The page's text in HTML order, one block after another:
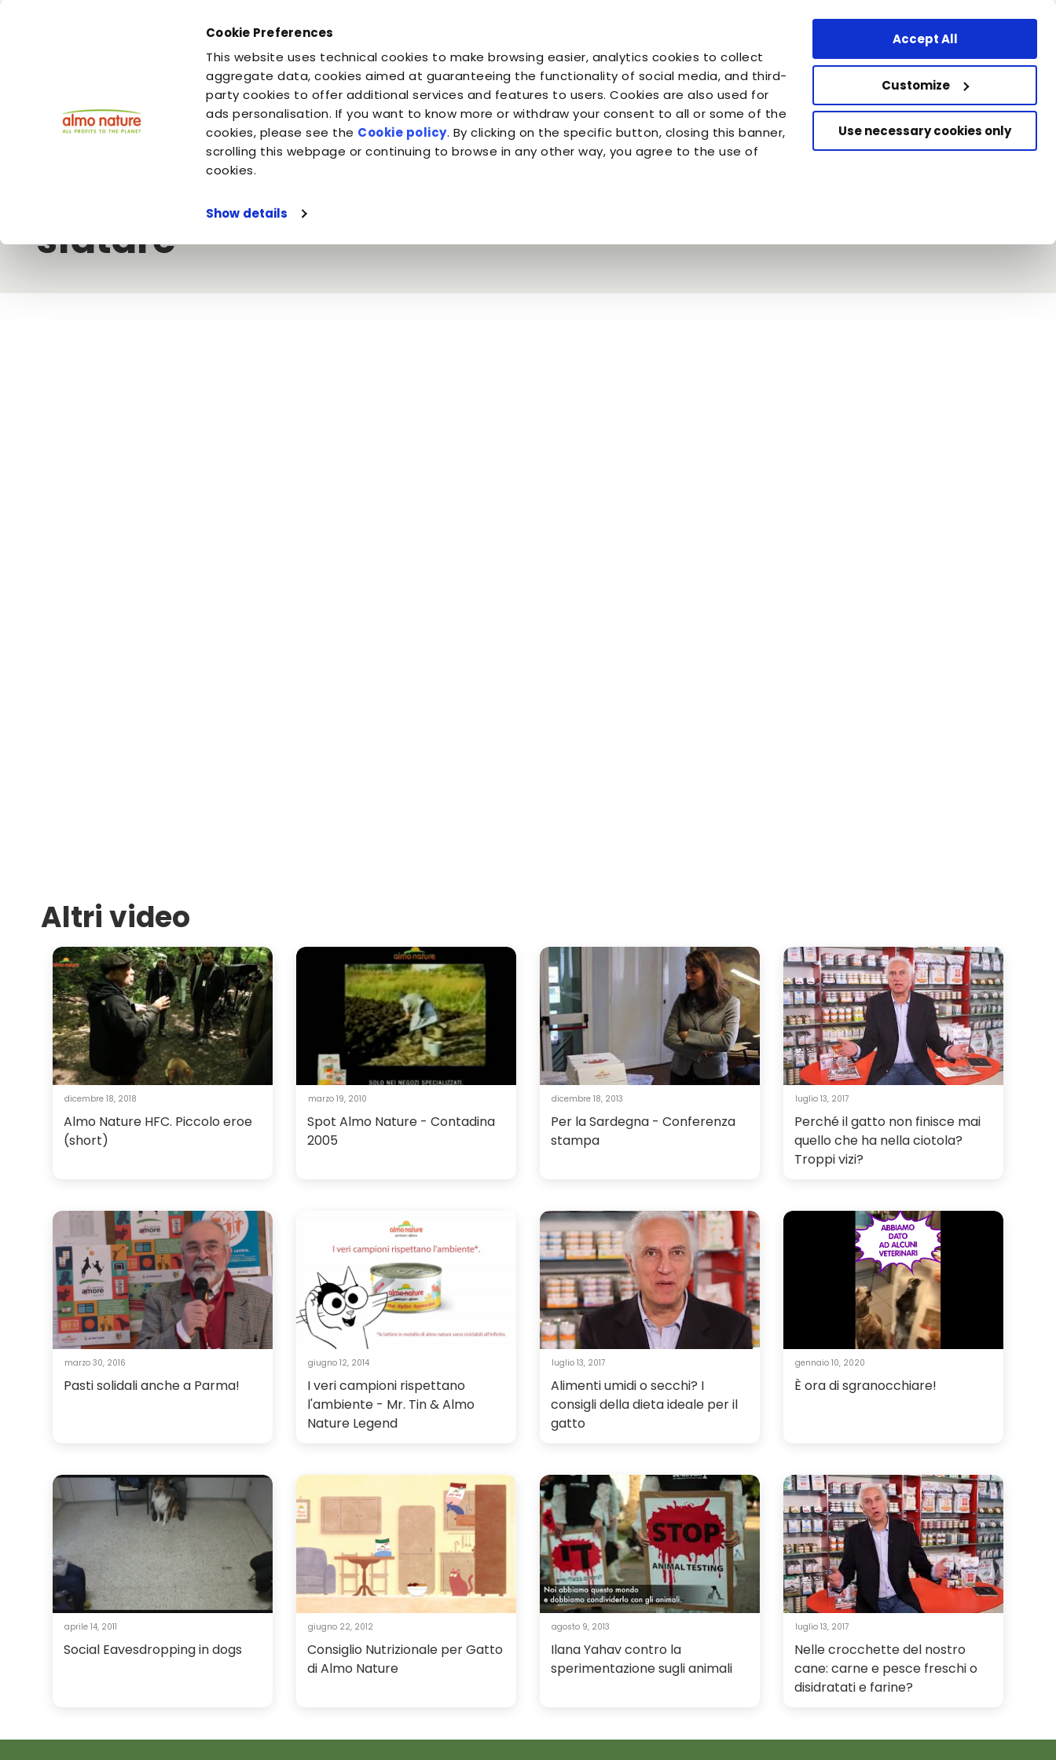
Cookie Preferences
This website uses technical cookies to make browsing easier, analytics cookies to collect
aggregate data, cookies aimed at guaranteeing the functionality of social media, and third-
party cookies to offer additional services and features to users. Cookies are also used for
ads personalisation. If you want to know more or withdraw your consent to all or some of the
cookies, please see the Cookie policy. By clicking on the specific button, closing this banner,
scrolling this webpage or continuing to browse in any other way, you agree to the use of
cookies.
Show details
Accept All
Customize
Use necessary cookies only
Tu sei
il tuo cane
Tu sei
il tuo gatto
Tu sei il suo
Companion for Life
Tu sei
il Pianeta
Tu sei
Almo Nature
Carica la tua adozione.
Aiuta altri cani e gatti che
aspettano di essere adottati
Pagina iniziale Video Almo Nature Troppe proteine nella dieta del gatto: tutti i miti da sfatare
Troppe proteine nella dieta del gatto: tutti i miti da
sfatare
Altri video
dicembre 18, 2018
Almo Nature HFC. Piccolo eroe
(short)
marzo 19, 2010
Spot Almo Nature - Contadina
2005
dicembre 18, 2013
Per la Sardegna - Conferenza
stampa
luglio 13, 2017
Perché il gatto non finisce mai
quello che ha nella ciotola?
Troppi vizi?
marzo 30, 2016
Pasti solidali anche a Parma!
giugno 12, 2014
I veri campioni rispettano
l'ambiente - Mr. Tin & Almo
Nature Legend
luglio 13, 2017
Alimenti umidi o secchi? I
consigli della dieta ideale per il
gatto
gennaio 10, 2020
È ora di sgranocchiare!
aprile 14, 2011
Social Eavesdropping in dogs
giugno 22, 2012
Consiglio Nutrizionale per Gatto
di Almo Nature
agosto 9, 2013
Ilana Yahav contro la
sperimentazione sugli animali
luglio 13, 2017
Nelle crocchette del nostro
cane: carne e pesce freschi o
disidratati e farine?